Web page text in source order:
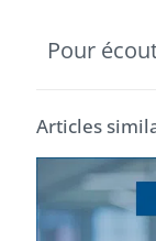
Pour
Articles